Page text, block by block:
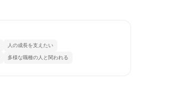
人の成長を支えたい
多様な職種の人と関われる